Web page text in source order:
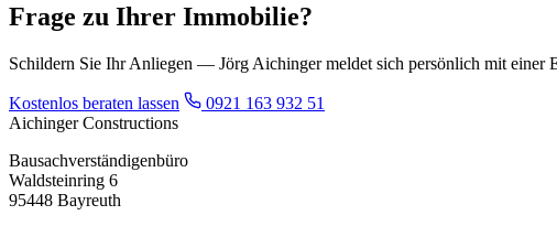
Frage zu Ihrer Immobilie?
Schildern Sie Ihr Anliegen — Jörg Aichinger meldet sich persönlich mit einer
Kostenlos beraten lassen
0921 163 932 51
Aichinger Constructions
Bausachverständigenbüro
Waldsteinring 6
95448 Bayreuth